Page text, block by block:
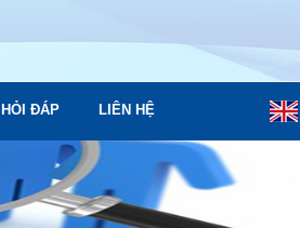
HỎI ĐÁP LIÊN HỆ